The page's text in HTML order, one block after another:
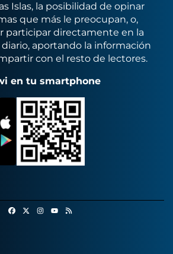
Islas, la posibilidad de opinar
que más le preocupan, o,
participar directamente en la
aportando la información
con el resto de lectores.
en tu smartphone
FacebookInstagram